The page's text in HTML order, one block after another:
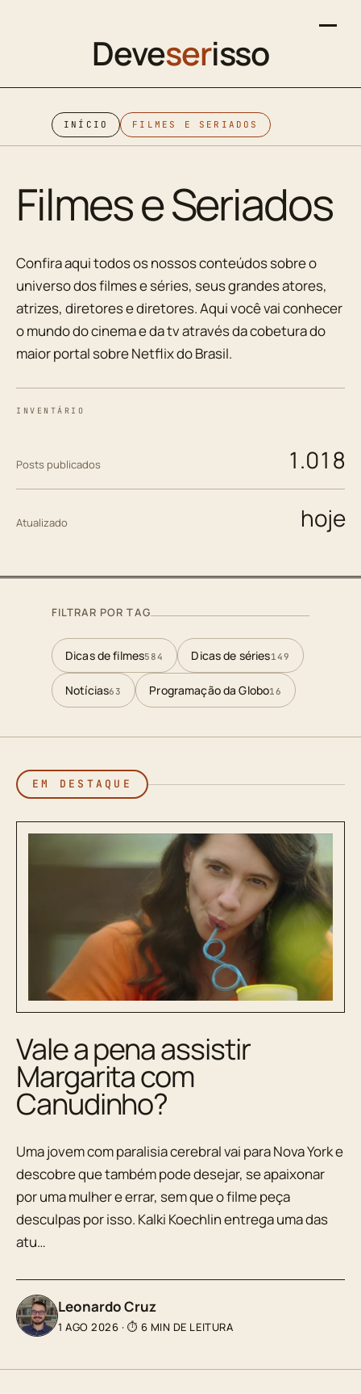
Deveserisso
INÍCIO FILMES E SERIADOS
Filmes e Seriados
Confira aqui todos os nossos conteúdos sobre o
universo dos filmes e séries, seus grandes atores,
atrizes, diretores e diretores. Aqui você vai conhecer
o mundo do cinema e da tv através da cobetura do
maior portal sobre Netflix do Brasil.
INVENTÁRIO
Posts publicados 1.018
Atualizado hoje
FILTRAR POR TAG
Dicas de filmes584 Dicas de séries149
Notícias63 Programação da Globo16
EM DESTAQUE
Vale a pena assistir
Margarita com
Canudinho?
Uma jovem com paralisia cerebral vai para Nova York e
descobre que também pode desejar, se apaixonar
por uma mulher e errar, sem que o filme peça
desculpas por isso. Kalki Koechlin entrega uma das
atu…
Leonardo Cruz
1 AGO 2026 · ⏱ 6 MIN DE LEITURA